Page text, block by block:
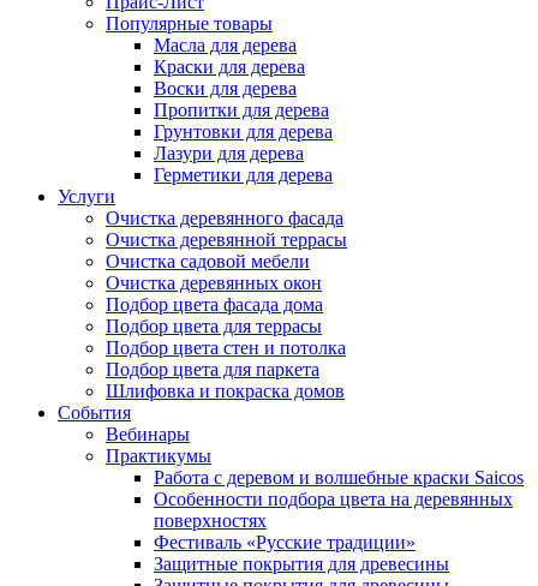
Популярные товары
Масла для дерева
Краски для дерева
Воски для дерева
Пропитки для дерева
Грунтовки для дерева
Лазури для дерева
Герметики для дерева
Услуги
Очистка деревянного фасада
Очистка деревянной террасы
Очистка садовой мебели
Очистка деревянных окон
Подбор цвета фасада дома
Подбор цвета для террасы
Подбор цвета стен и потолка
Подбор цвета для паркета
Шлифовка и покраска домов
События
Вебинары
Практикумы
Работа с деревом и волшебные краски Saicos
Особенности подбора цвета на деревянных
поверхностях
Фестиваль «Русские традиции»
Защитные покрытия для древесины